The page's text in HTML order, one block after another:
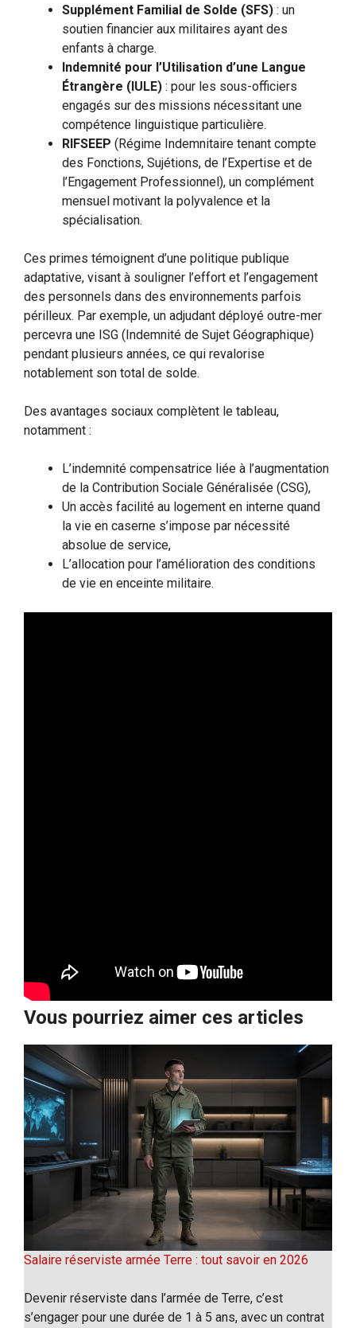
Supplément Familial de Solde (SFS) : un
soutien financier aux militaires ayant des
enfants à charge.
Indemnité pour l’Utilisation d’une Langue
Étrangère (IULE) : pour les sous-officiers
engagés sur des missions nécessitant une
compétence linguistique particulière.
RIFSEEP (Régime Indemnitaire tenant compte
des Fonctions, Sujétions, de l’Expertise et de
l’Engagement Professionnel), un complément
mensuel motivant la polyvalence et la
spécialisation.
Ces primes témoignent d’une politique publique
adaptative, visant à souligner l’effort et l’engagement
des personnels dans des environnements parfois
périlleux. Par exemple, un adjudant déployé outre-mer
percevra une ISG (Indemnité de Sujet Géographique)
pendant plusieurs années, ce qui revalorise
notablement son total de solde.
Des avantages sociaux complètent le tableau,
notamment :
L’indemnité compensatrice liée à l’augmentation
de la Contribution Sociale Généralisée (CSG),
Un accès facilité au logement en interne quand
la vie en caserne s’impose par nécessité
absolue de service,
L’allocation pour l’amélioration des conditions
de vie en enceinte militaire.
Vous pourriez aimer ces articles
Salaire réserviste armée Terre : tout savoir en 2026
Devenir réserviste dans l’armée de Terre, c’est
s’engager pour une durée de 1 à 5 ans, avec un contrat